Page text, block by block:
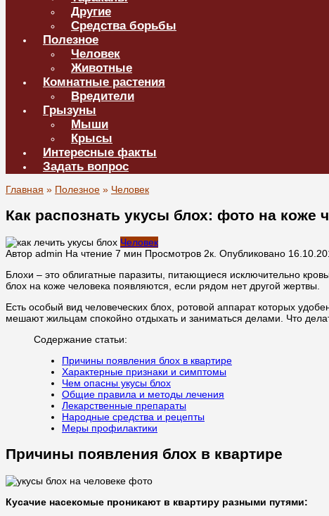
Другие
Средства борьбы
Полезное
Человек
Животные
Комнатные растения
Вредители
Грызуны
Мыши
Крысы
Интересные факты
Задать вопрос
Главная » Полезное » Человек
Как распознать укусы блох: фото на
Человек
Автор admin На чтение 7 мин Просмотров 2к. Опубликовано
Блохи – это облигатные паразиты, питающиеся исключительно
блох на коже человека появляются, если рядом нет другой жертвы.
Есть особый вид человеческих блох, ротовой аппарат которых
мешают жильцам спокойно отдыхать и заниматься делами. Что
Содержание статьи:
Причины появления блох в квартире
Характерные признаки и симптомы
Чем опасны укусы блох
Общие правила и методы лечения
Лекарственные препараты
Народные средства и рецепты
Меры профилактики
Причины появления блох в квартире
Кусачие насекомые проникают в квартиру разными путями: